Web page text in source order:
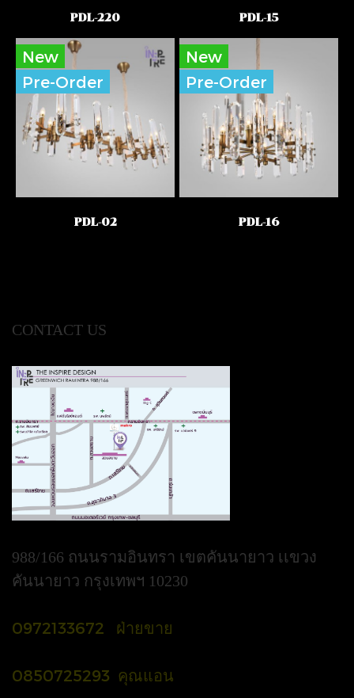
PDL-220 PDL-15
New
Pre-Order
PDL-02
New
Pre-Order
PDL-16
CONTACT US
988/166 ถนนรามอินทรา เขตคันนายาว เเขวง
คันนายาว กรุงเทพฯ 10230
0972133672 ฝ่ายขาย
0850725293 คุณแอน